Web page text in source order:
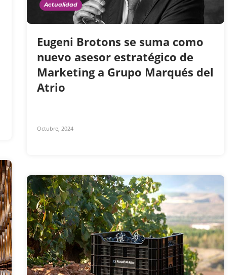
Actualidad
Eugeni Brotons se suma como
nuevo asesor estratégico de
Marketing a Grupo Marqués del
Atrio
Octubre, 2024